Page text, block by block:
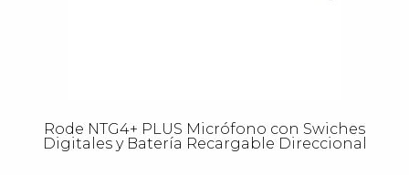
Rode NTG4+ PLUS Micrófono con Swiches
Digitales y Batería Recargable Direccional